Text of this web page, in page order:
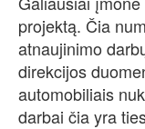
projektą. Čia
atnaujinimo
direkcijos
automobiliais
darbai čia yra